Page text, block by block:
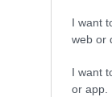
I want
web or
I want
or app.